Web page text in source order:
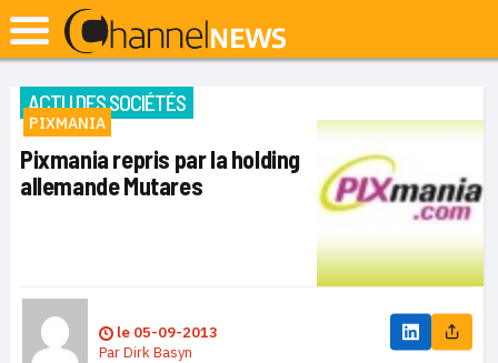
ACTU DES SOCIÉTÉS
PIXMANIA
Pixmania repris par la holding
allemande Mutares
le 05-09-2013
ParDirk Basyn